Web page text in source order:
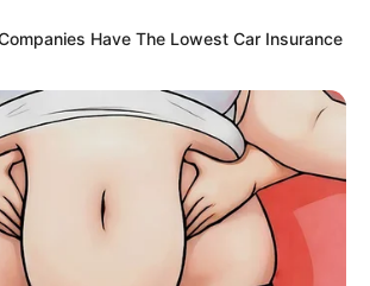
” ไม่แก้เคล็ดระวังเจอเรื่อง ซวย!!
Have The Lowest Car Insurance